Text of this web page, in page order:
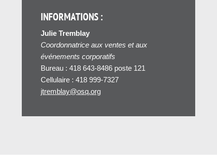
INFORMATIONS :
Julie Tremblay
Coordonnatrice aux ventes et aux
événements corporatifs
Bureau : 418 643-8486 poste 121
Cellulaire : 418 999-7327
jtremblay@osq.org